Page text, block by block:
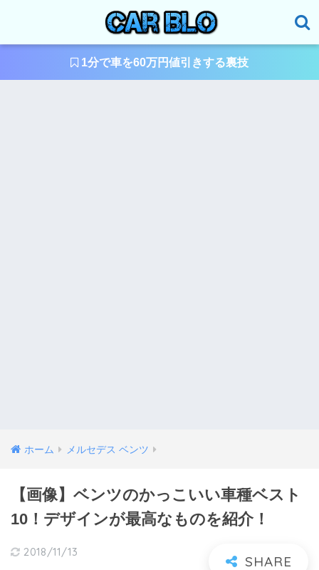
1分で車を60万円値引きする裏技
ホーム メルセデス ベンツ
【画像】ベンツのかっこいい車種ベスト
10！デザインが最高なものを紹介！
2018/11/13